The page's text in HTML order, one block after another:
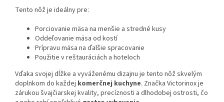
Tento nôž je ideálny pre:
Porciovanie mäsa na menšie a stredné kusy
Oddeľovanie mäsa od kostí
Prípravu mäsa na ďalšie spracovanie
Použitie v reštauráciách a hoteloch
Vďaka svojej dĺžke a vyváženému dizajnu je tento nôž skvelým
doplnkom do každej komerčnej kuchyne. Značka Victorinox je
zárukou švajčiarskej kvality, precíznosti a dlhodobej ostrosti, čo